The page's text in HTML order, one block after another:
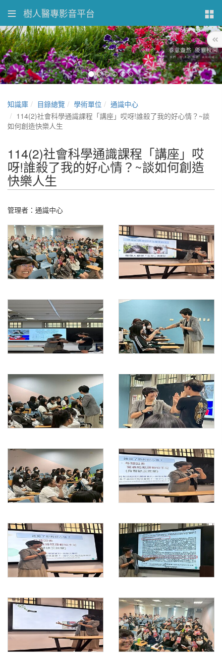
樹人醫專影音平台
知識庫 目錄總覽 學術單位
通識中心
114(2)社會科學通識課程「講座」哎呀!誰殺了我的好心情？~談
如何創造快樂人生
114(2)社會科學通識課程「講座」哎
呀!誰殺了我的好心情？~談如何創造
快樂人生
管理者：通識中心